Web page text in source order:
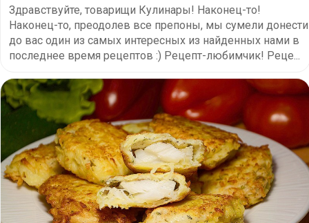
Здравствуйте, товарищи Кулинары! Наконец-то!
Наконец-то, преодолев все препоны, мы сумели донести
до вас один из самых интересных из найденных нами в
последнее время рецептов :) Рецепт-любимчик! Реце...